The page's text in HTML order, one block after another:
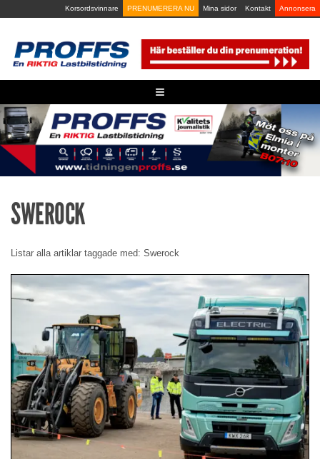
to
Korsordsvinnare PRENUMERERA NU Mina sidor Kontakt Annonsera
≡
SWEROCK
Listar alla artiklar taggade med: Swerock